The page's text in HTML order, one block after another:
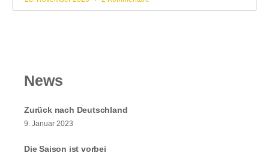
News
Zurück nach Deutschland
9. Januar 2023
Die Saison ist vorbei